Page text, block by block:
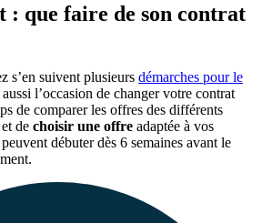
: que faire de son contrat
s’en suivent plusieurs démarches pour le
aussi l’occasion de changer votre contrat
de comparer les offres des différents
et de choisir une offre adaptée à vos
débuter dès 6 semaines avant le